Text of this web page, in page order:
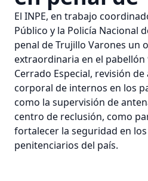
El INPE, en trabajo
Público y la Policía Nacional
penal de Trujillo Varones un
extraordinaria en el pabellón
Cerrado Especial, revisión
corporal de internos en los
como la supervisión de
centro de reclusión, como
fortalecer la seguridad en
penitenciarios del país.